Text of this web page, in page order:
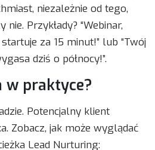
niezależnie od tego,
Przykłady? “Webinar,
za 15 minut!” lub “Twój
dziś o północy!”.
w praktyce?
Potencjalny klient
Zobacz, jak może wyglądać
Lead Nurturing: